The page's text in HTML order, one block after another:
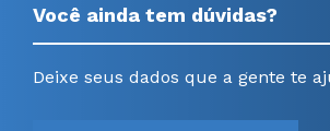
Você ainda tem dúvidas?
Deixe seus dados que a gente te